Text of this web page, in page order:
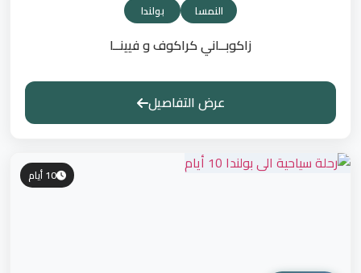
النمسا بولندا
زاكوبــاني كراكوف و فيينــا
عرض التفاصيل
10 أيام